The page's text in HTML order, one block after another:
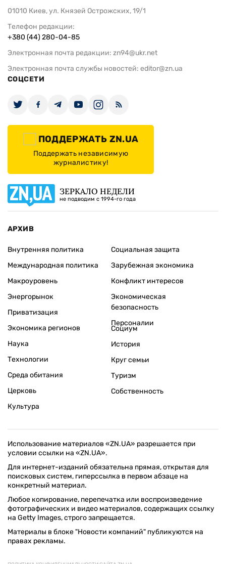
01010 Киев, ул. Князей Острожских, 19/1
Телефон редакции:
+380 (44) 280-04-85
Электронная почта редакции: zn94@ukr.net
Электронная почта службы новостей: editor@zn.ua
СОЦСЕТИ
ПОДДЕРЖАТЬ ZN.UA
Поддержать независимую
журналистику!
ЗЕРКАЛО НЕДЕЛИ
не подводим с 1994-го года
АРХИВ
Внутренняя политика
Международная политика
Макроуровень
Энергорынок
Приватизация
Экономика регионов
Социальная защита
Зарубежная экономика
Конфликт интересов
Экономическая
безопасность
Персоналии
Наука
Технологии
Среда обитания
Церковь
Культура
Социум
История
Круг семьи
Туризм
Собственность
Использование материалов «ZN.UA» разрешается при
условии ссылки на «ZN.UA».
Для интернет-изданий обязательна прямая, открытая для
поисковых систем, гиперссылка в первом абзаце на
конкретный материал.
Любое копирование, перепечатка или воспроизведение
фотографических и видео материалов, содержащих ссылку
на Getty Images, строго запрещается.
Материалы в блоке "Новости компаний" публикуются на
правах рекламы.